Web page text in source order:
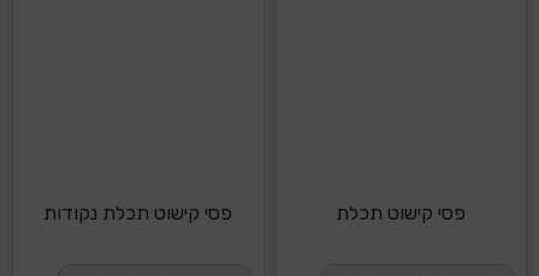
פסי קישוט תכלת פסי קישוט תכלת נקודות